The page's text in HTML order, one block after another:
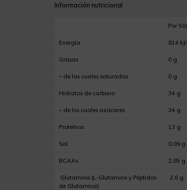
Información nutricional
Por
Energía 814
Grasas 0 g
– de las cuales saturadas 0 g
Hidratos de carbono 34 g
– de los cuales azúcares 34 g
Proteínas 13 g
Sal 0,09 g
BCAAs 2,85 g
Glutamina (L-Glutamine y Péptidos
de Glutamina)
2,6 g